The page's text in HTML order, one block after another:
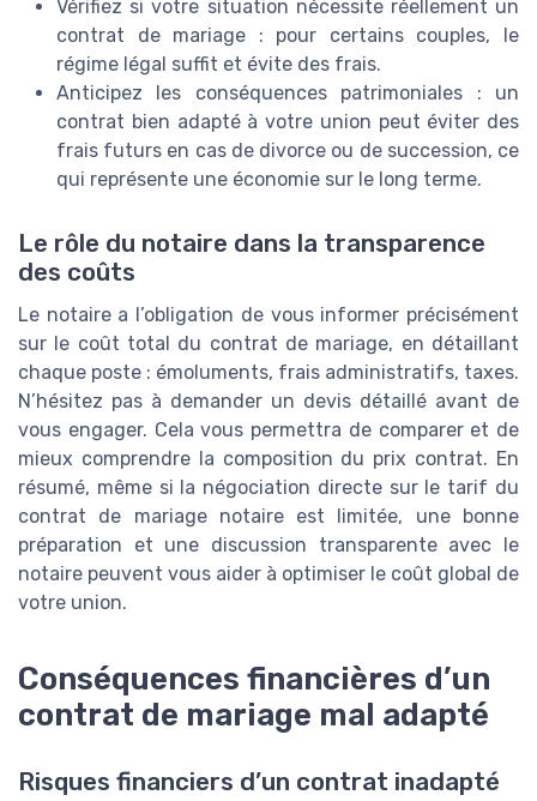
Vérifiez si votre situation nécessite réellement un
contrat de mariage : pour certains couples, le
régime légal suffit et évite des frais.
Anticipez les conséquences patrimoniales : un
contrat bien adapté à votre union peut éviter des
frais futurs en cas de divorce ou de succession, ce
qui représente une économie sur le long terme.
Le rôle du notaire dans la transparence
des coûts
Le notaire a l’obligation de vous informer précisément
sur le coût total du contrat de mariage, en détaillant
chaque poste : émoluments, frais administratifs, taxes.
N’hésitez pas à demander un devis détaillé avant de
vous engager. Cela vous permettra de comparer et de
mieux comprendre la composition du prix contrat. En
résumé, même si la négociation directe sur le tarif du
contrat de mariage notaire est limitée, une bonne
préparation et une discussion transparente avec le
notaire peuvent vous aider à optimiser le coût global de
votre union.
Conséquences financières d’un
contrat de mariage mal adapté
Risques financiers d’un contrat inadapté